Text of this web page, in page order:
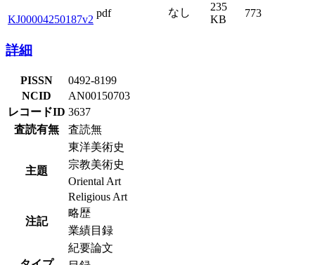
KJ00004250187v2
pdf なし
235
KB
773
詳細
PISSN
0492-8199
NCID
AN00150703
レコードID 3637
査読有無
査読無
主題
東洋美術史
宗教美術史
Oriental Art
Religious Art
注記
略歴
業績目録
紀要論文